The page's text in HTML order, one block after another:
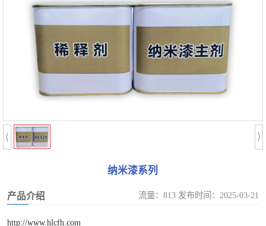
纳米漆系列
产品介绍 流量：813 发布时间：2025-03-21
http://www.hlcfh.com
产品家庭装